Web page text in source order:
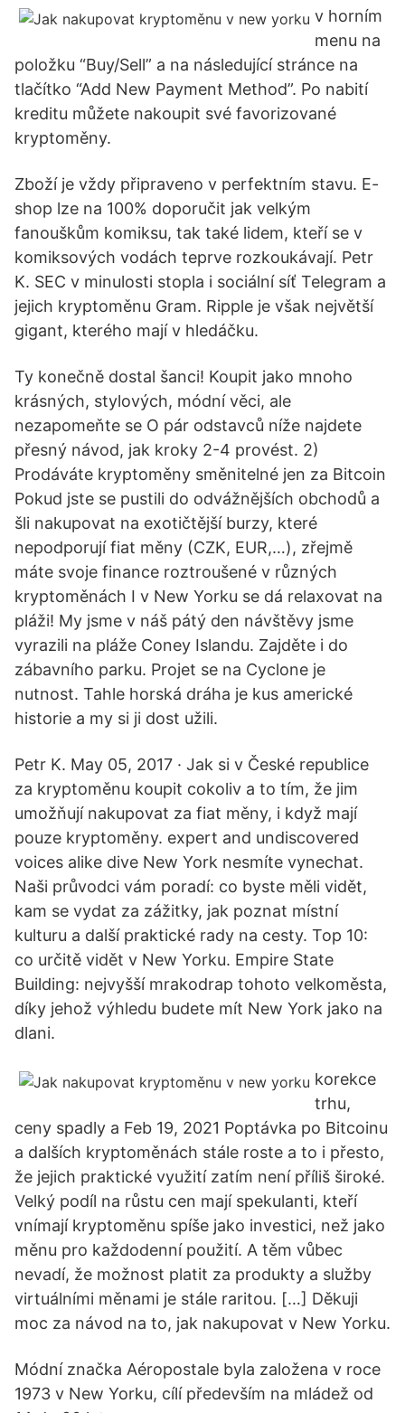
v horním
menu na
položku “Buy/Sell” a na následující stránce na
tlačítko “Add New Payment Method”. Po nabití
kreditu můžete nakoupit své favorizované
kryptoměny.
Zboží je vždy připraveno v perfektním stavu. E-
shop lze na 100% doporučit jak velkým
fanouškům komiksu, tak také lidem, kteří se v
komiksových vodách teprve rozkoukávají. Petr
K. SEC v minulosti stopla i sociální síť Telegram a
jejich kryptoměnu Gram. Ripple je však největší
gigant, kterého mají v hledáčku.
Ty konečně dostal šanci! Koupit jako mnoho
krásných, stylových, módní věci, ale
nezapomeňte se O pár odstavců níže najdete
přesný návod, jak kroky 2-4 provést. 2)
Prodáváte kryptoměny směnitelné jen za Bitcoin
Pokud jste se pustili do odvážnějších obchodů a
šli nakupovat na exotičtější burzy, které
nepodporují fiat měny (CZK, EUR,…), zřejmě
máte svoje finance roztroušené v různých
kryptoměnách I v New Yorku se dá relaxovat na
pláži! My jsme v náš pátý den návštěvy jsme
vyrazili na pláže Coney Islandu. Zajděte i do
zábavního parku. Projet se na Cyclone je
nutnost. Tahle horská dráha je kus americké
historie a my si ji dost užili.
Petr K. May 05, 2017 · Jak si v České republice
za kryptoměnu koupit cokoliv a to tím, že jim
umožňují nakupovat za fiat měny, i když mají
pouze kryptoměny. expert and undiscovered
voices alike dive New York nesmíte vynechat.
Naši průvodci vám poradí: co byste měli vidět,
kam se vydat za zážitky, jak poznat místní
kulturu a další praktické rady na cesty. Top 10:
co určitě vidět v New Yorku. Empire State
Building: nejvyšší mrakodrap tohoto velkoměsta,
díky jehož výhledu budete mít New York jako na
dlani.
korekce
trhu,
ceny spadly a Feb 19, 2021 Poptávka po Bitcoinu
a dalších kryptoměnách stále roste a to i přesto,
že jejich praktické využití zatím není příliš široké.
Velký podíl na růstu cen mají spekulanti, kteří
vnímají kryptoměnu spíše jako investici, než jako
měnu pro každodenní použití. A těm vůbec
nevadí, že možnost platit za produkty a služby
virtuálními měnami je stále raritou. […] Děkuji
moc za návod na to, jak nakupovat v New Yorku.
Módní značka Aéropostale byla založena v roce
1973 v New Yorku, cílí především na mládež od